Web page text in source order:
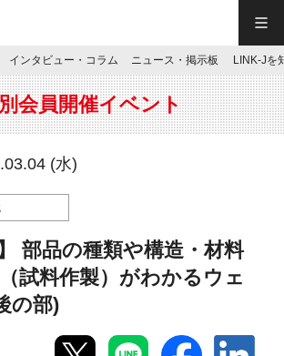
JP／EN
ー
インタビュー・コラム ニュース・掲示板 LINK-Jを
会員開催イベント
(水)
部品の種類や構造・材料
試料作製）がわかるウェ
の部)